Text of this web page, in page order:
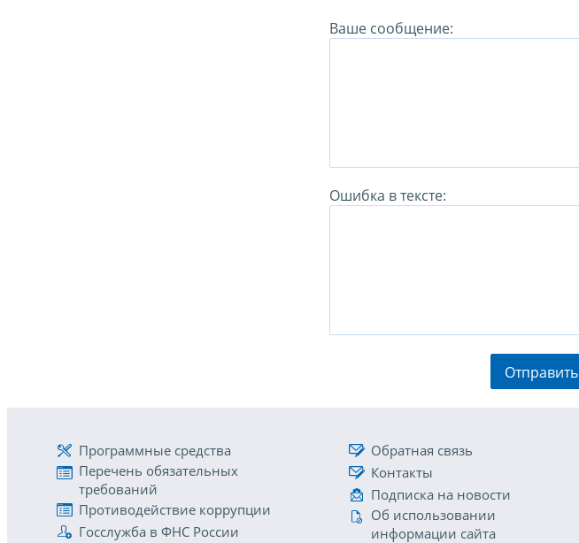
Ваше сообщение:
Ошибка в тексте:
Отправить
Программные средства
Перечень обязательных
требований
Противодействие коррупции
Госслужба в ФНС России
Обратная связь
Контакты
Подписка на новости
Об использовании
информации сайта